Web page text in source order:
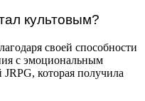
культовым?
своей способности
с эмоциональным
которая получила